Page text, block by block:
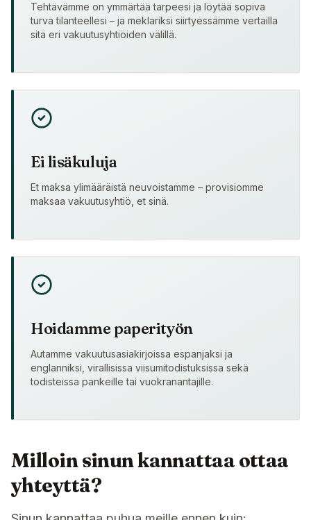
Tehtävämme on ymmärtää tarpeesi ja löytää sopiva
turva tilanteellesi – ja meklariksi siirtyessämme vertailla
sitä eri vakuutusyhtiöiden välillä.
Ei lisäkuluja
Et maksa ylimääräistä neuvoistamme – provisiomme
maksaa vakuutusyhtiö, et sinä.
Hoidamme paperityön
Autamme vakuutusasiakirjoissa espanjaksi ja
englanniksi, virallisissa viisumitodistuksissa sekä
todisteissa pankeille tai vuokranantajille.
Milloin sinun kannattaa ottaa
yhteyttä?